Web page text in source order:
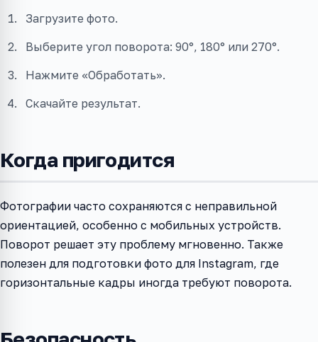
Загрузите фото.
Выберите угол поворота: 90°, 180° или 270°.
Нажмите «Обработать».
Скачайте результат.
Когда пригодится
Фотографии часто сохраняются с неправильной
ориентацией, особенно с мобильных устройств.
Поворот решает эту проблему мгновенно. Также
полезен для подготовки фото для Instagram, где
горизонтальные кадры иногда требуют поворота.